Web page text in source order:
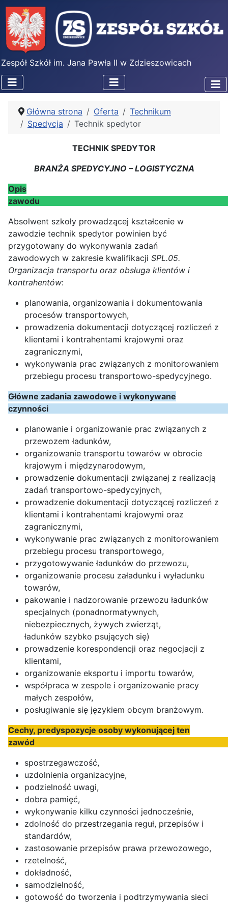
Zespół Szkół im. Jana Pawła II w Zdzieszowicach
Główna strona Oferta
Technikum
Spedycja
Technik spedytor
TECHNIK SPEDYTOR
BRANŻA SPEDYCYJNO – LOGISTYCZNA
Opis
Absolwent szkoły prowadzącej kształcenie w
zawodzie technik spedytor powinien być
przygotowany do wykonywania zadań
zawodowych w zakresie kwalifikacji SPL.05.
Organizacja transportu oraz obsługa klientów i
kontrahentów:
planowania, organizowania i dokumentowania
procesów transportowych,
prowadzenia dokumentacji dotyczącej rozliczeń z
klientami i kontrahentami krajowymi oraz
zagranicznymi,
wykonywania prac związanych z monitorowaniem
przebiegu procesu transportowo-spedycyjnego.
Główne zadania zawodowe i wykonywane
planowanie i organizowanie prac związanych z
przewozem ładunków,
organizowanie transportu towarów w obrocie
krajowym i międzynarodowym,
prowadzenie dokumentacji związanej z realizacją
zadań transportowo-spedycyjnych,
prowadzenie dokumentacji dotyczącej rozliczeń z
klientami i kontrahentami krajowymi oraz
zagranicznymi,
wykonywanie prac związanych z monitorowaniem
przebiegu procesu transportowego,
przygotowywanie ładunków do przewozu,
organizowanie procesu załadunku i wyładunku
towarów,
pakowanie i nadzorowanie przewozu ładunków
specjalnych (ponadnormatywnych,
niebezpiecznych, żywych zwierząt,
ładunków szybko psujących się)
prowadzenie korespondencji oraz negocjacji z
klientami,
organizowanie eksportu i importu towarów,
współpraca w zespole i organizowanie pracy
małych zespołów,
posługiwanie się językiem obcym branżowym.
Cechy, predyspozycje osoby wykonującej ten
spostrzegawczość,
uzdolnienia organizacyjne,
podzielność uwagi,
dobra pamięć,
wykonywanie kilku czynności jednocześnie,
zdolność do przestrzegania reguł, przepisów i
standardów,
zastosowanie przepisów prawa przewozowego,
rzetelność,
dokładność,
samodzielność,
gotowość do tworzenia i podtrzymywania sieci